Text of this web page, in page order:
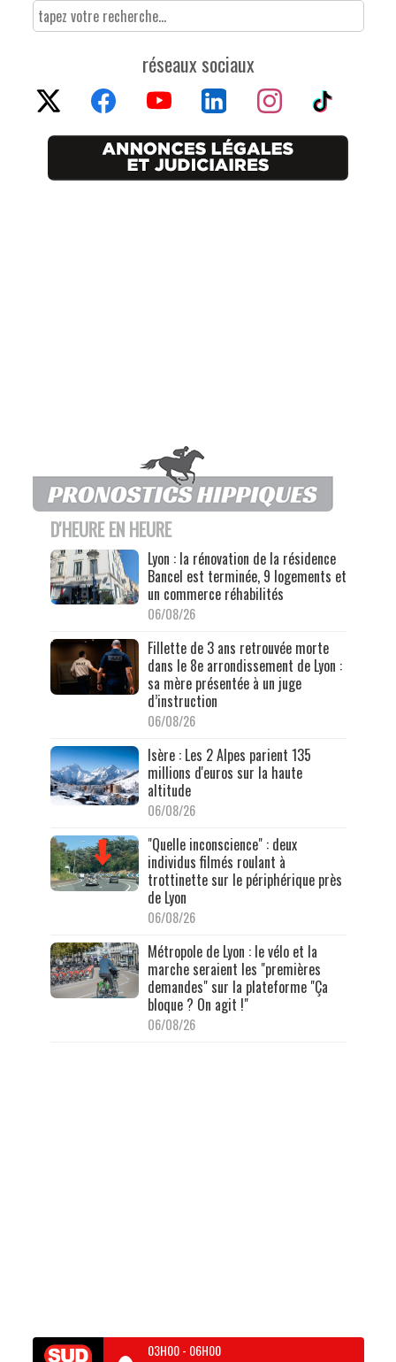
réseaux sociaux
D'HEURE EN HEURE
Lyon : la rénovation de la résidence
Bancel est terminée, 9 logements et
un commerce réhabilités
06/08/26
Fillette de 3 ans retrouvée morte
dans le 8e arrondissement de Lyon :
sa mère présentée à un juge
d’instruction
06/08/26
Isère : Les 2 Alpes parient 135
millions d'euros sur la haute
altitude
06/08/26
"Quelle inconscience" : deux
individus filmés roulant à
trottinette sur le périphérique près
de Lyon
06/08/26
Métropole de Lyon : le vélo et la
marche seraient les "premières
demandes" sur la plateforme "Ça
bloque ? On agit !"
06/08/26
03H00- 06H00